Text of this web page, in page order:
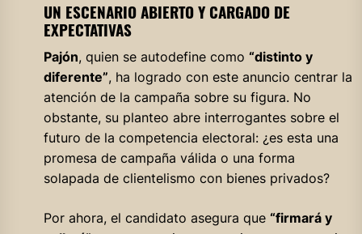
UN ESCENARIO ABIERTO Y CARGADO DE
EXPECTATIVAS
Pajón, quien se autodefine como “distinto y
diferente”, ha logrado con este anuncio centrar la
atención de la campaña sobre su figura. No
obstante, su planteo abre interrogantes sobre el
futuro de la competencia electoral: ¿es esta una
promesa de campaña válida o una forma
solapada de clientelismo con bienes privados?
Por ahora, el candidato asegura que “firmará y